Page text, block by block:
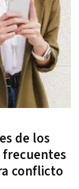
de los
frecuentes
conflicto